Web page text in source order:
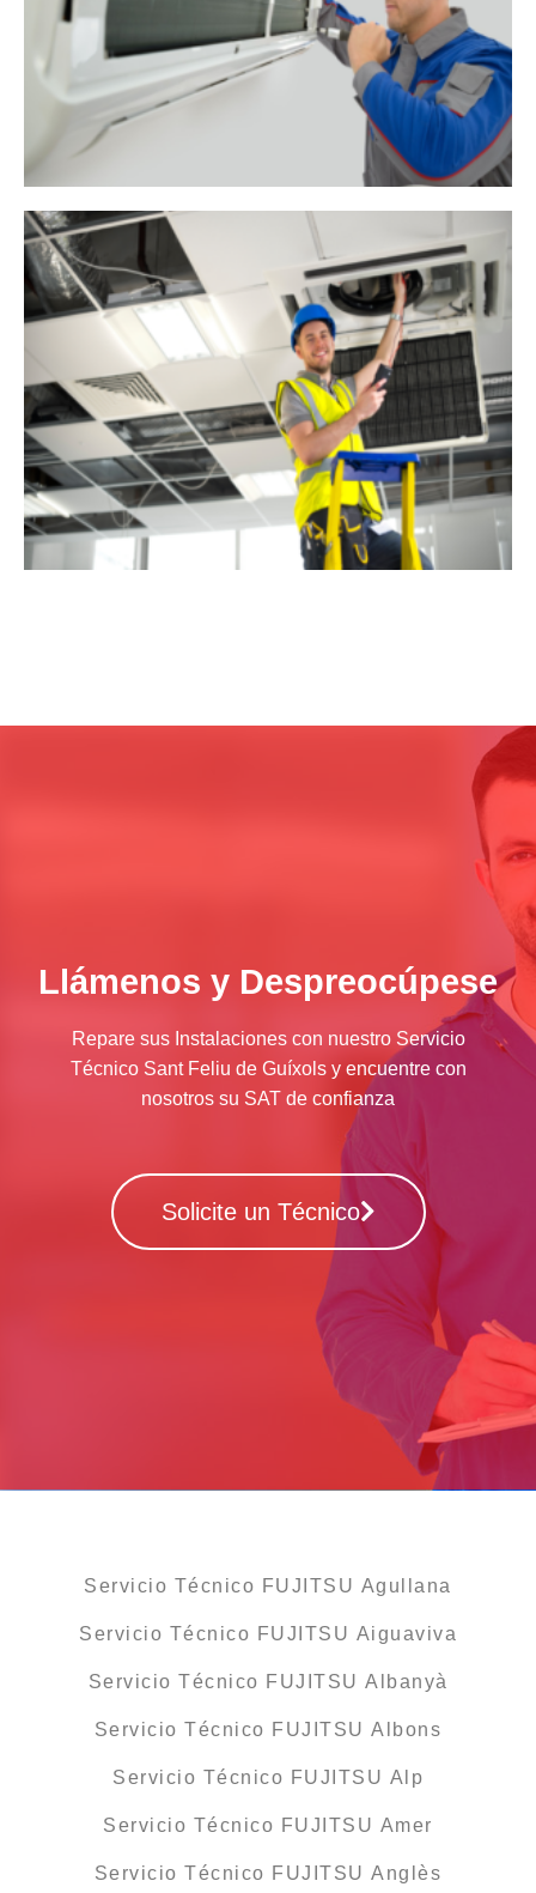
Llámenos y Despreocúpese
Repare sus Instalaciones con nuestro Servicio
Técnico Sant Feliu de Guíxols y encuentre con
nosotros su SAT de confianza
Solicite un Técnico
Servicio Técnico FUJITSU Agullana
Servicio Técnico FUJITSU Aiguaviva
Servicio Técnico FUJITSU Albanyà
Servicio Técnico FUJITSU Albons
Servicio Técnico FUJITSU Alp
Servicio Técnico FUJITSU Amer
Servicio Técnico FUJITSU Anglès